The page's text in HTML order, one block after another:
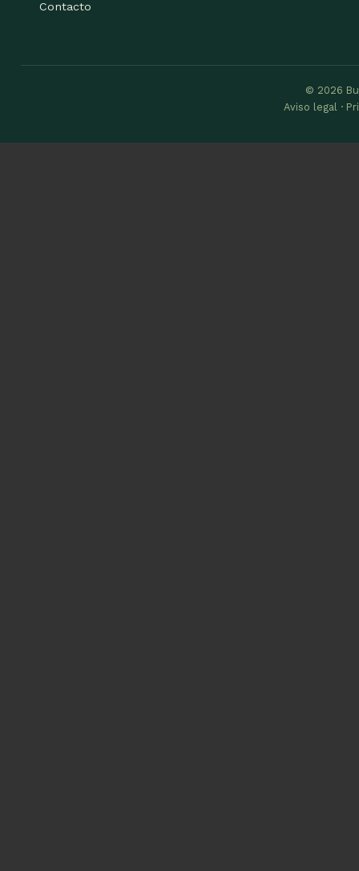
Contacto
© 2026
Aviso legal ·